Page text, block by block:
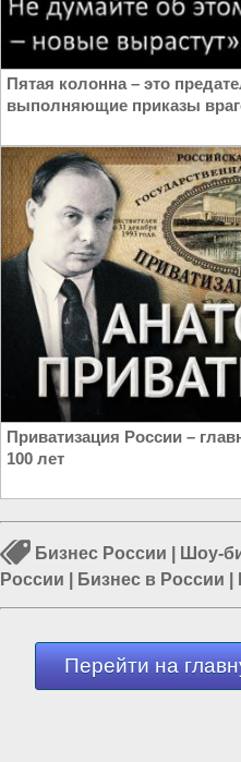
Пятая колонна – это
выполняющие приказы
Приватизация России –
100 лет
Бизнес России Шоу-
России
Бизнес в России
в РФ|Россия и Запад
Перейти на